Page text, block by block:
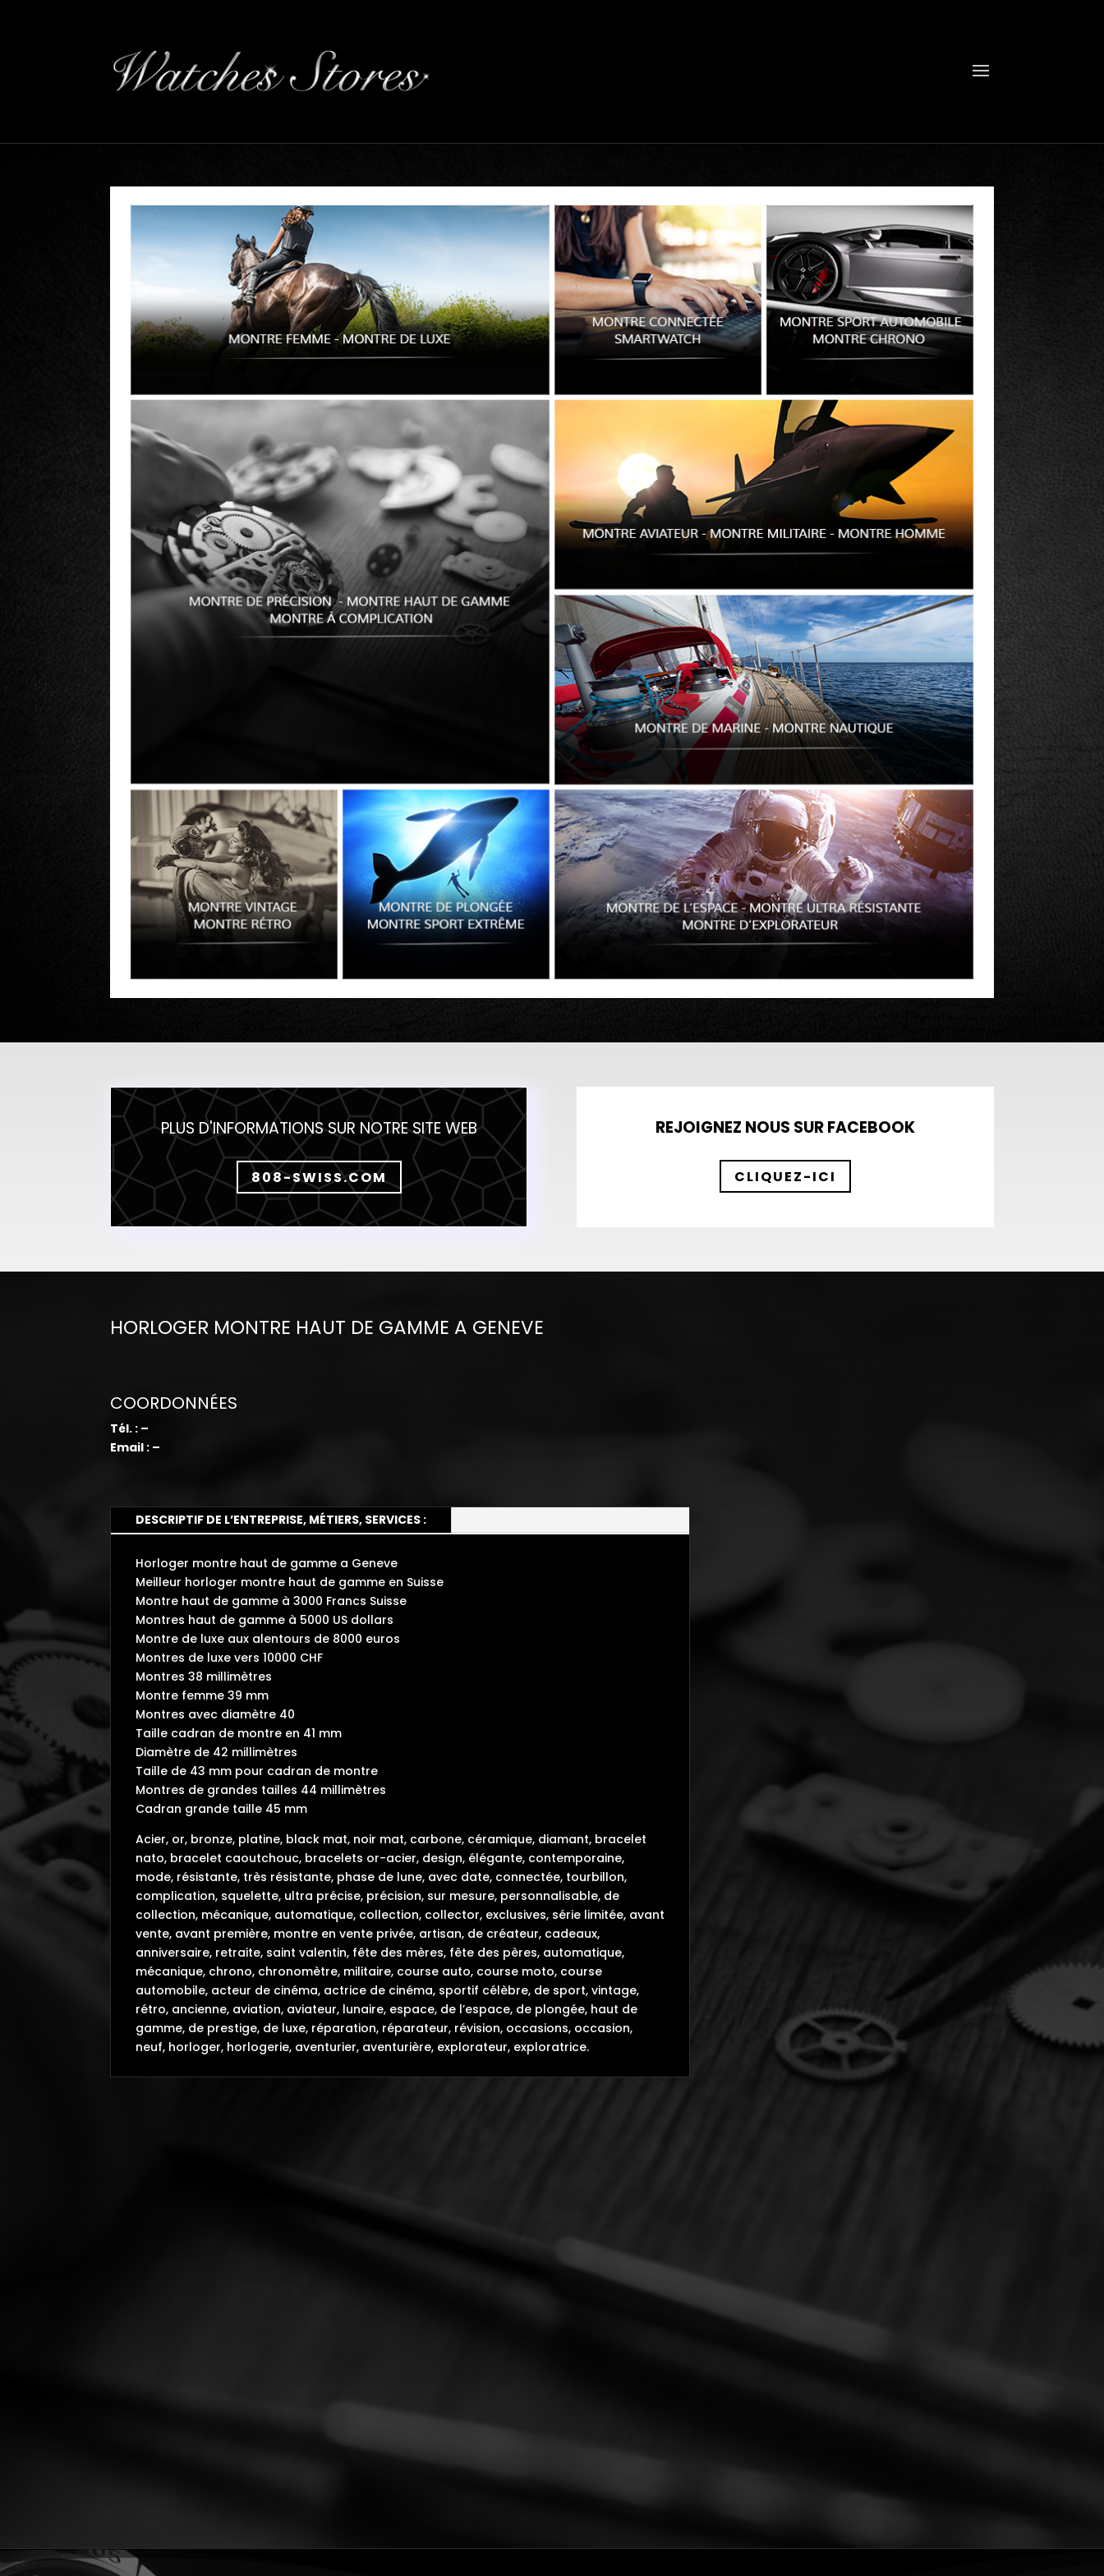
PLUS D'INFORMATIONS SUR NOTRE SITE WEB
808-SWISS.COM
REJOIGNEZ NOUS SUR FACEBOOK
CLIQUEZ-ICI
HORLOGER MONTRE HAUT DE GAMME A GENEVE
COORDONNÉES
Tél. : –
Email : –
DESCRIPTIF DE L’ENTREPRISE, MÉTIERS, SERVICES :
Horloger montre haut de gamme a Geneve
Meilleur horloger montre haut de gamme en Suisse
Montre haut de gamme à 3000 Francs Suisse
Montres haut de gamme à 5000 US dollars
Montre de luxe aux alentours de 8000 euros
Montres de luxe vers 10000 CHF
Montres 38 millimètres
Montre femme 39 mm
Montres avec diamètre 40
Taille cadran de montre en 41 mm
Diamètre de 42 millimètres
Taille de 43 mm pour cadran de montre
Montres de grandes tailles 44 millimètres
Cadran grande taille 45 mm
Acier, or, bronze, platine, black mat, noir mat, carbone, céramique, diamant, bracelet
nato, bracelet caoutchouc, bracelets or-acier, design, élégante, contemporaine,
mode, résistante, très résistante, phase de lune, avec date, connectée, tourbillon,
complication, squelette, ultra précise, précision, sur mesure, personnalisable, de
collection, mécanique, automatique, collection, collector, exclusives, série limitée, avant
vente, avant première, montre en vente privée, artisan, de créateur, cadeaux,
anniversaire, retraite, saint valentin, fête des mères, fête des pères, automatique,
mécanique, chrono, chronomètre, militaire, course auto, course moto, course
automobile, acteur de cinéma, actrice de cinéma, sportif célèbre, de sport, vintage,
rétro, ancienne, aviation, aviateur, lunaire, espace, de l’espace, de plongée, haut de
gamme, de prestige, de luxe, réparation, réparateur, révision, occasions, occasion,
neuf, horloger, horlogerie, aventurier, aventurière, explorateur, exploratrice.